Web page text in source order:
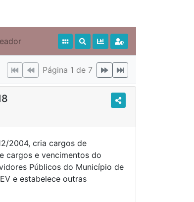
Página 1 de 7
2004, cria cargos de
cargos e vencimentos do
Públicos do Município de
e estabelece outras